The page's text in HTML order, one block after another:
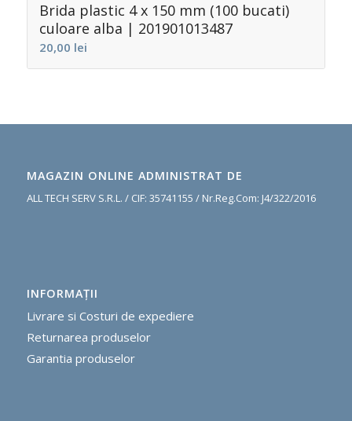
Brida plastic 4 x 150 mm (100 bucati)
culoare alba | 201901013487
20,00 lei
MAGAZIN ONLINE ADMINISTRAT DE
ALL TECH SERV S.R.L. / CIF: 35741155 / Nr.Reg.Com: J4/322/2016
INFORMAŢII
Livrare si Costuri de expediere
Returnarea produselor
Garantia produselor